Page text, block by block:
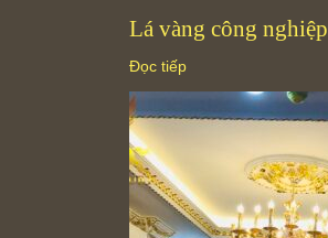
Lá vàng công nghiệp
Đọc tiếp